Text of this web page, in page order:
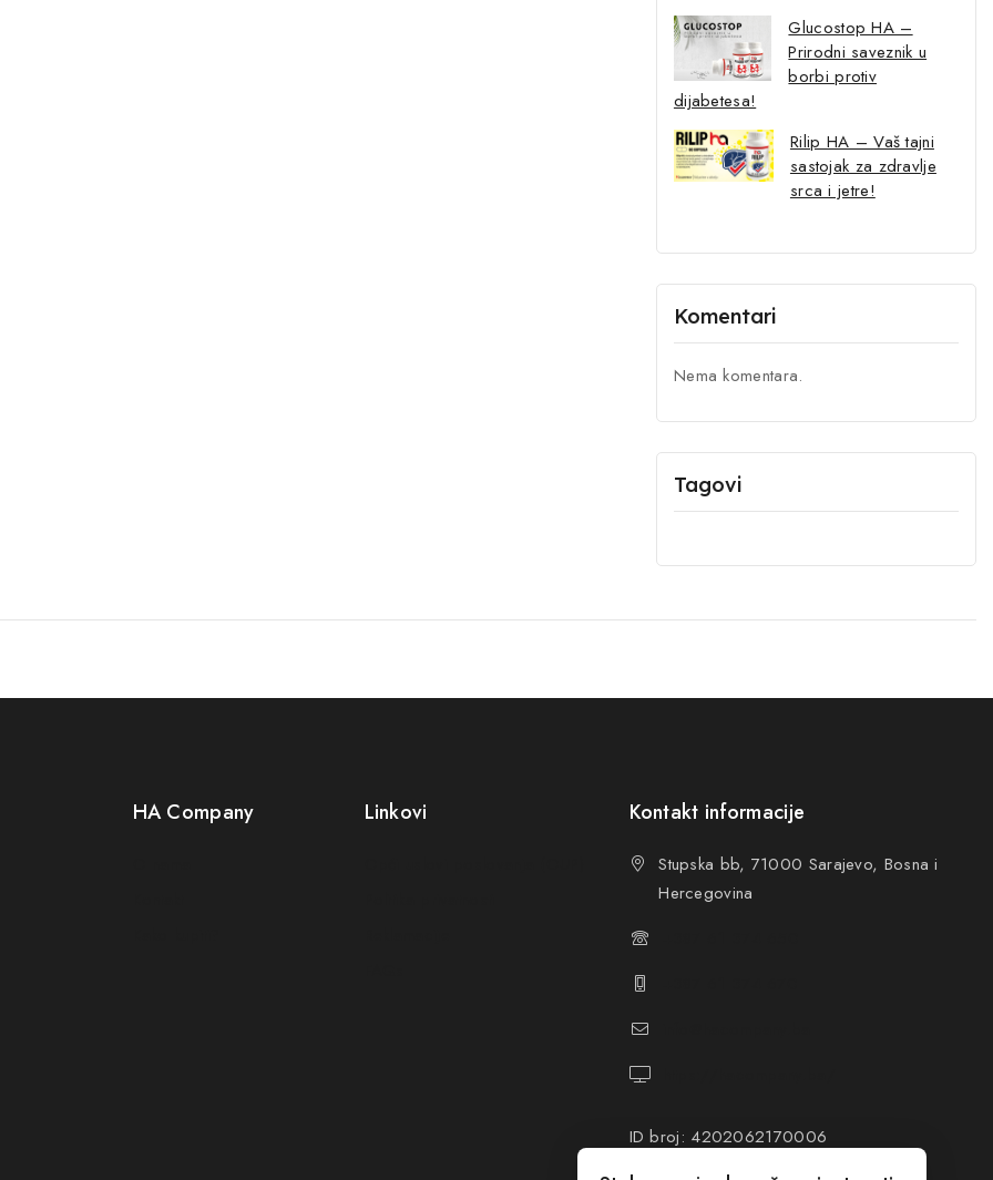
Glucostop HA –
Prirodni saveznik u
borbi protiv
dijabetesa!
Rilip HA – Vaš tajni
sastojak za zdravlje
srca i jetre!
Komentari
Nema komentara.
Tagovi
HA Company Linkovi Kontakt informacije
Stupska bb, 71000 Sarajevo, Bosna i
Hercegovina
ID broj: 4202062170006
PDV broj: 202062170006